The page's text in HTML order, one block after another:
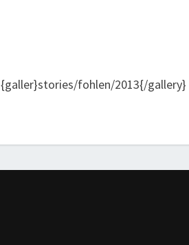
{galler}stories/fohlen/2013{/gallery}